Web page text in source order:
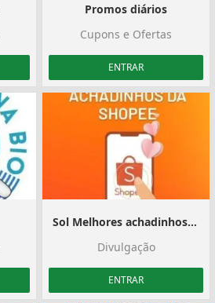
Promos diários
Cupons e Ofertas
ENTRAR
Sol Melhores achadinhos da shopee
Divulgação
ENTRAR